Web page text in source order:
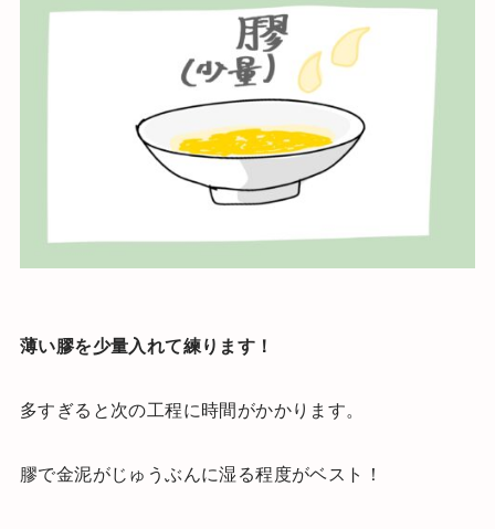
薄い膠を少量入れて練ります！
多すぎると次の工程に時間がかかります。
膠で金泥がじゅうぶんに湿る程度がベスト！